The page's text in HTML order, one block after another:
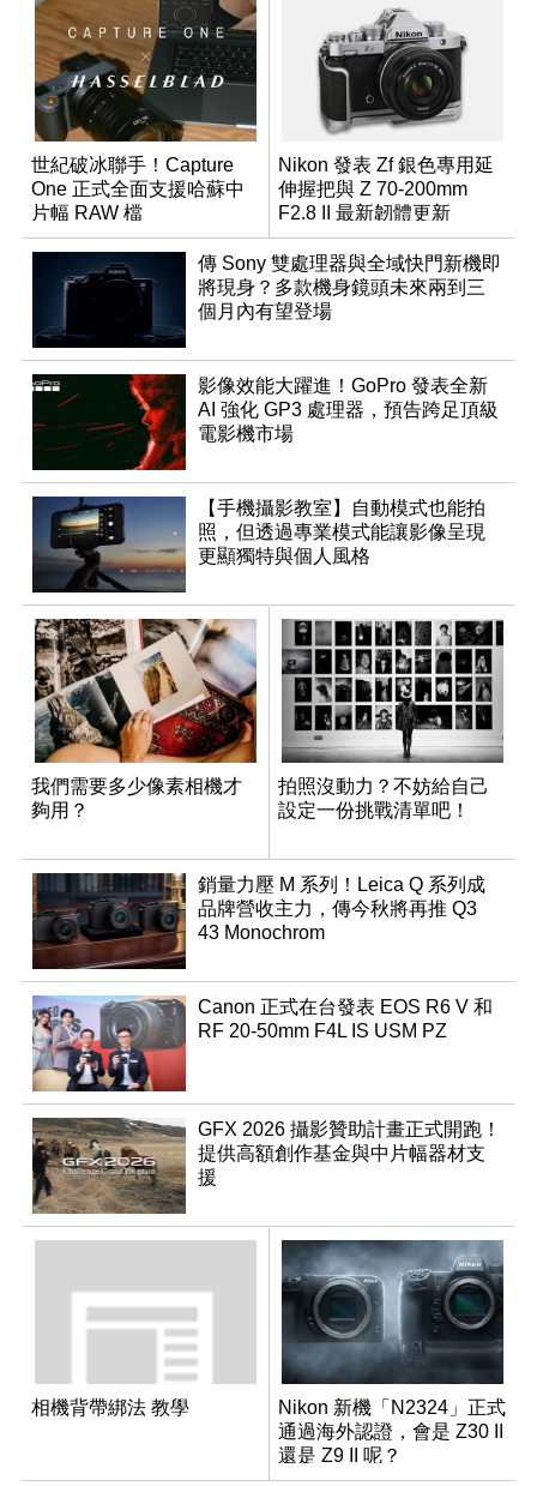
世紀破冰聯手！Capture
One 正式全面支援哈蘇中
片幅 RAW 檔
Nikon 發表 Zf 銀色專用延
伸握把與 Z 70-200mm
F2.8 II 最新韌體更新
傳 Sony 雙處理器與全域快門新機即
將現身？多款機身鏡頭未來兩到三
個月內有望登場
影像效能大躍進！GoPro 發表全新
AI 強化 GP3 處理器，預告跨足頂級
電影機市場
【手機攝影教室】自動模式也能拍
照，但透過專業模式能讓影像呈現
更顯獨特與個人風格
我們需要多少像素相機才
夠用？
拍照沒動力？不妨給自己
設定一份挑戰清單吧！
銷量力壓 M 系列！Leica Q 系列成
品牌營收主力，傳今秋將再推 Q3
43 Monochrom
Canon 正式在台發表 EOS R6 V 和
RF 20-50mm F4L IS USM PZ
GFX 2026 攝影贊助計畫正式開跑！
提供高額創作基金與中片幅器材支
援
相機背帶綁法 教學
Nikon 新機「N2324」正式
通過海外認證，會是 Z30 II
還是 Z9 II 呢？